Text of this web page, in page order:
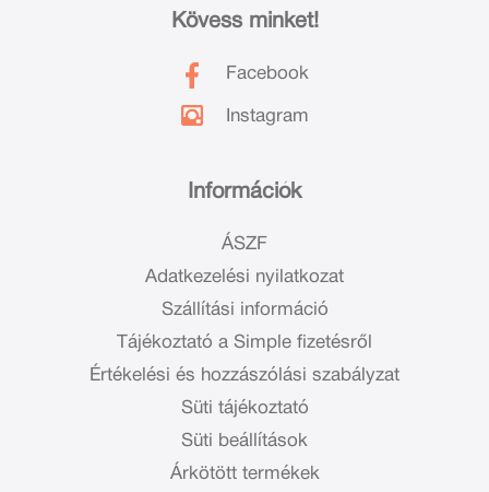
Információk
ÁSZF
Adatkezelési nyilatkozat
Szállítási információ
Tájékoztató a Simple fizetésről
Értékelési és hozzászólási szabályzat
Süti tájékoztató
Süti beállítások
Árkötött termékek
Kövess minket!
Facebook
Instagram